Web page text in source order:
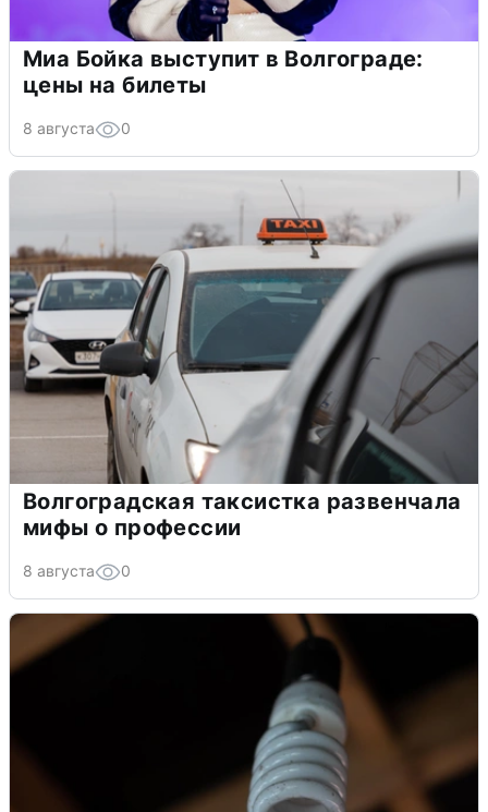
Миа Бойка выступит в Волгограде:
цены на билеты
8 августа 0
Волгоградская таксистка развенчала
мифы о профессии
8 августа 0